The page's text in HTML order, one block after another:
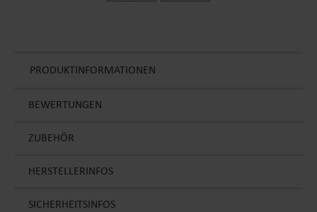
PRODUKTINFORMATIONEN
BEWERTUNGEN
ZUBEHÖR
HERSTELLERINFOS
SICHERHEITSINFOS